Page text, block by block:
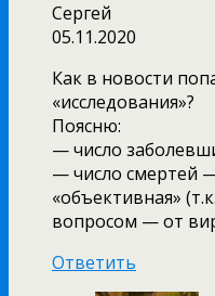
Сергей
05.11.2020
Как в новости
«исследования»?
Поясню:
— число
— число смертей
«объективная»
вопросом — от
Ответить